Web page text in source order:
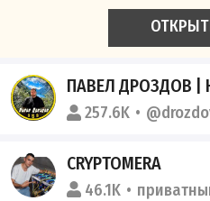
ПАВЕЛ ДРОЗДОВ |
257.6K
CRYPTOMERA
46.1K